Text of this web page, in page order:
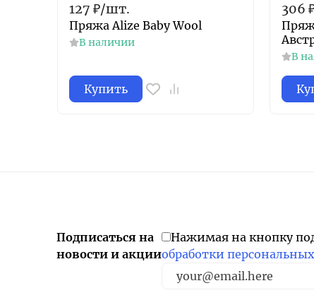
127 ₽/шт.
Пряжа Alize Baby Wool
В наличии
Купить
306
В
Подписаться на
новости и акции
Нажимая на кнопку
обработки